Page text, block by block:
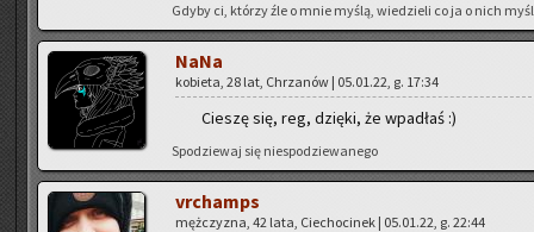
Gdyby ci, któ­rzy źle o mnie myślą, wie­dzie­li co ja o nich
NaNa
ko­bie­ta, 28 lat, Chrza­nów | 05.01.22, g. 17:34
Cie­szę się, reg, dzię­ki, że wpa­dłaś :)
Spo­dzie­waj się nie­spo­dzie­wa­ne­go
vrchamps
męż­czy­zna, 42 lata, Cie­cho­ci­nek | 05.01.22, g. 22:44